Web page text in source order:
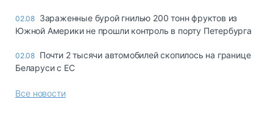
02.08 Зараженные бурой гнилью 200 тонн фруктов из
Южной Америки не прошли контроль в порту Петербурга
02.08 Почти 2 тысячи автомобилей скопилось на границе
Беларуси с ЕС
Все новости